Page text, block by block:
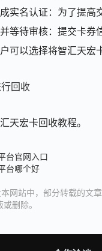
实名认证：为了提
等待审核：提交卡
可以选择将智汇天宏
回收
天宏卡回收教程。
台官网入口
台哪个好
网站中，部分转载的文
删除。